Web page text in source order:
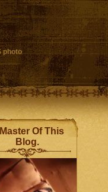
photo
Of This
Blog.